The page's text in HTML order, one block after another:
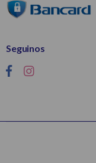
Seguinos